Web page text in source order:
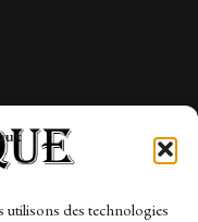
des technologies